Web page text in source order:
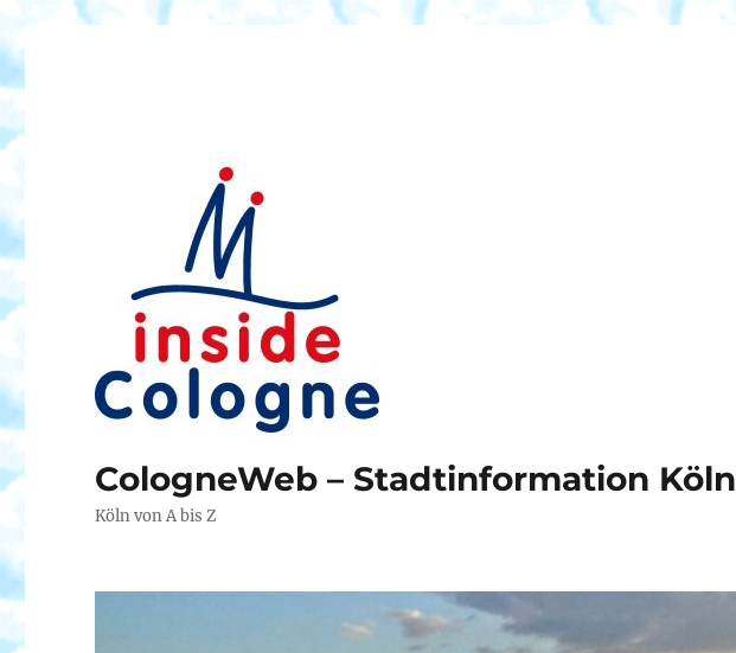
CologneWeb – Stadtinformation Köln
Köln von A bis Z